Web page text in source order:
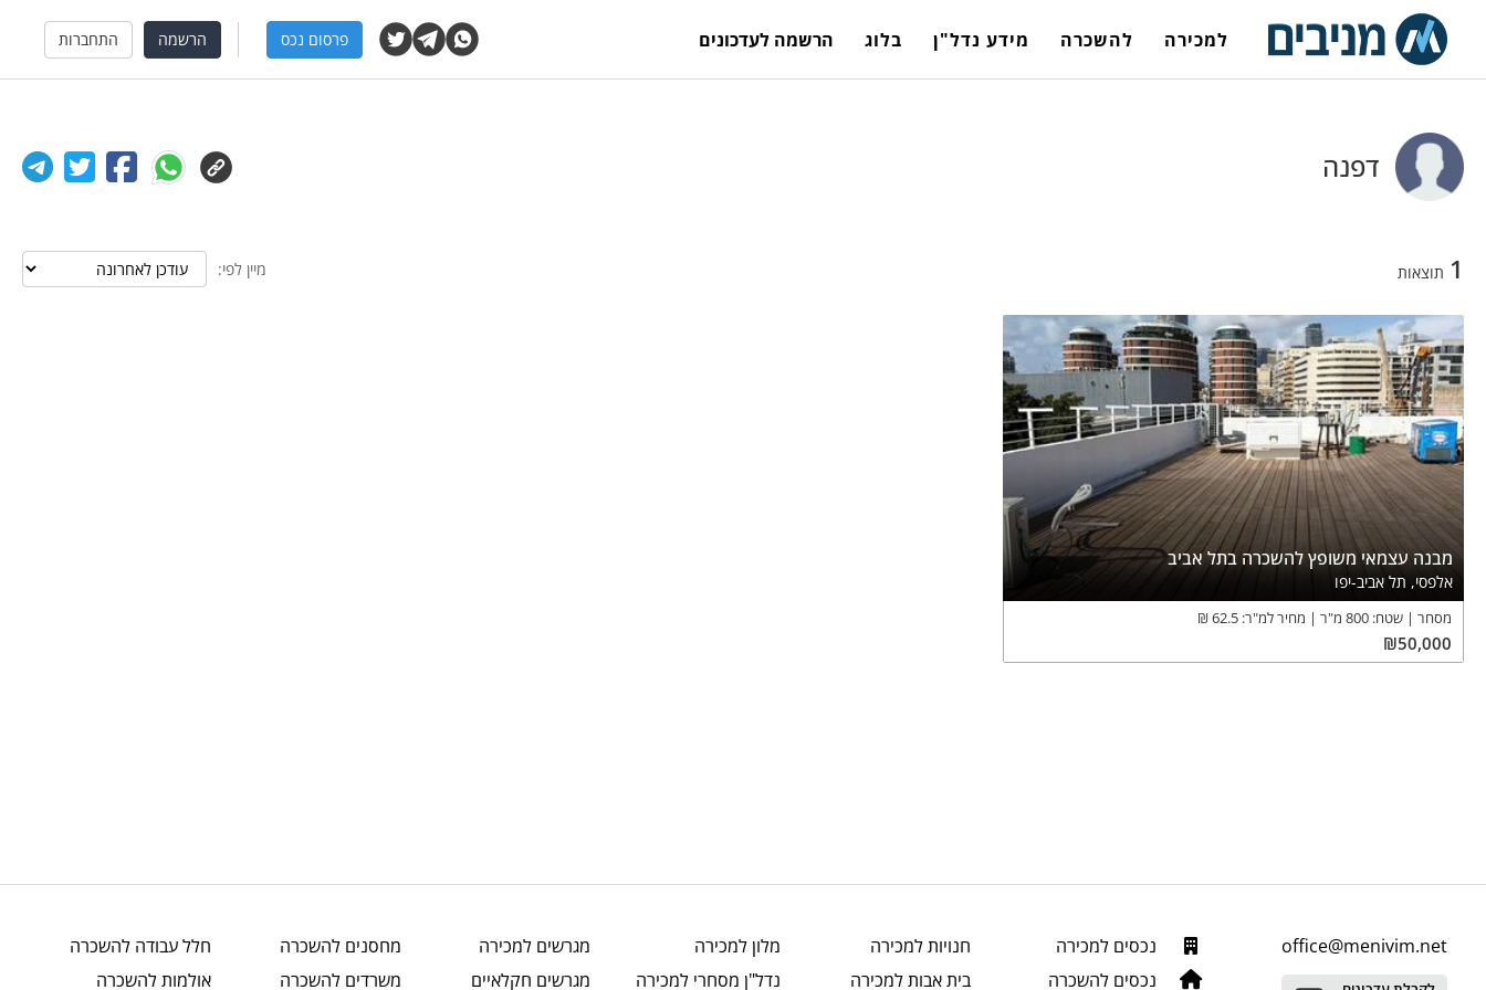
למכירה להשכרה מידע נדל"ן בלוג הרשמה לעדכונים פרסום נכס הרשמה התחברות
דפנה
1 תוצאות מיין לפי:
מבנה עצמאי משופץ להשכרה בתל אביב
אלפסי, תל אביב-יפו
מסחר שטח: 800 מ"ר מחיר למ"ר: 62.5
₪
₪50,000
office@menivim.net
נכסים למכירה
נכסים להשכרה
חנויותלמכירה
בית אבותלמכירה
מלון למכירה
נדל"ן מסחרי למכירה
מגרשים למכירה
מגרשים חקלאיים
מחסנים להשכרה
משרדים להשכרה
חלל עבודה להשכרה
אולמותלהשכרה